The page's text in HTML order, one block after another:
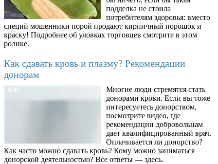
подделка не стоила
потребителям здоровья: вместо
специй мошенники порой продают кирпичный порошок и
краску! Подробнее об уловках торговцев смотрите в этом
ролике.
Как сдавать кровь и плазму? Рекомендации
донорам
4143
Многие люди стремятся стать
донорами крови. Если вы тоже
интересуетесь донорством,
посмотрите видео, где
рекомендации добровольцам
дает квалифицированный врач.
Оплачивается ли донорство?
Как часто можно сдавать кровь? Кому можно заниматься
донорской деятельностью? Все ответы — здесь.